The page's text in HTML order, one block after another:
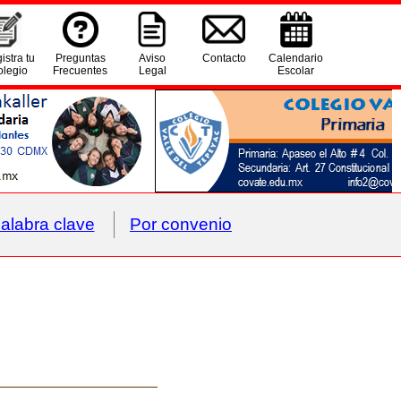
tu
Preguntas
Frecuentes
Aviso
Legal
Contacto
Calendario
Escolar
clave Por convenio